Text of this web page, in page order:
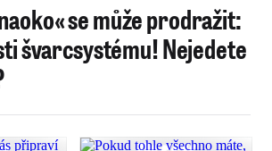
se může prodražit:
švarcsystému! Nejedete